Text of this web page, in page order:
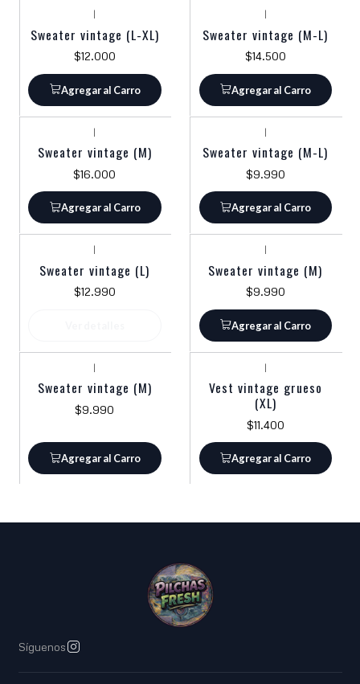
|
Sweater vintage (L-XL)
$12.000
Agregar al Carro
|
Sweater vintage (M-L)
$14.500
Agregar al Carro
|
Sweater vintage (M)
$16.000
Agregar al Carro
|
Sweater vintage (M-L)
$9.990
Agregar al Carro
|
Sweater vintage (L)
$12.990
|
Sweater vintage (M)
$9.990
Agregar al Carro
|
Sweater vintage (M)
$9.990
Agregar al Carro
|
Vest vintage grueso
(XL)
$11.400
Agregar al Carro
Síguenos